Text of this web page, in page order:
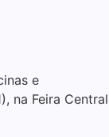
e
na Feira Central